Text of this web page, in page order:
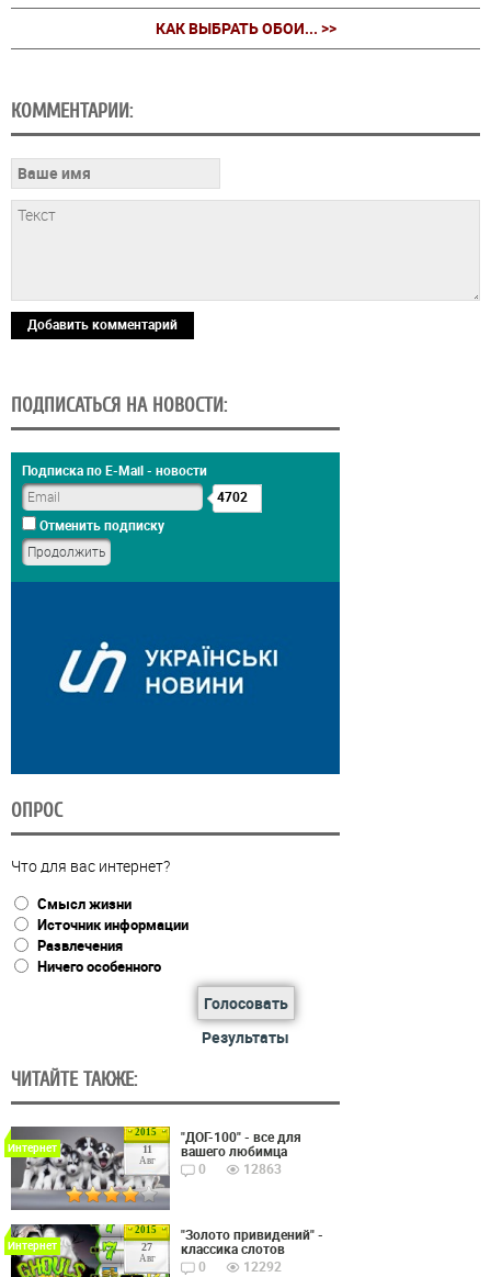
КАК ВЫБРАТЬ ОБОИ... >>
КОММЕНТАРИИ:
Добавить комментарий
ПОДПИСАТЬСЯ НА НОВОСТИ:
Подписка по E-Mail - новости
4702
Отменить подписку
ОПРОС
Что для вас интернет?
Смысл жизни
Источник информации
Развлечения
Ничего особенного
Голосовать
Результаты
ЧИТАЙТЕ ТАКЖЕ:
2015
11
Авг
Интернет
"ДОГ-100" - все для
вашего любимца
0
12863
2015
27
Авг
Интернет
"Золото привидений" -
классика слотов
0
12292